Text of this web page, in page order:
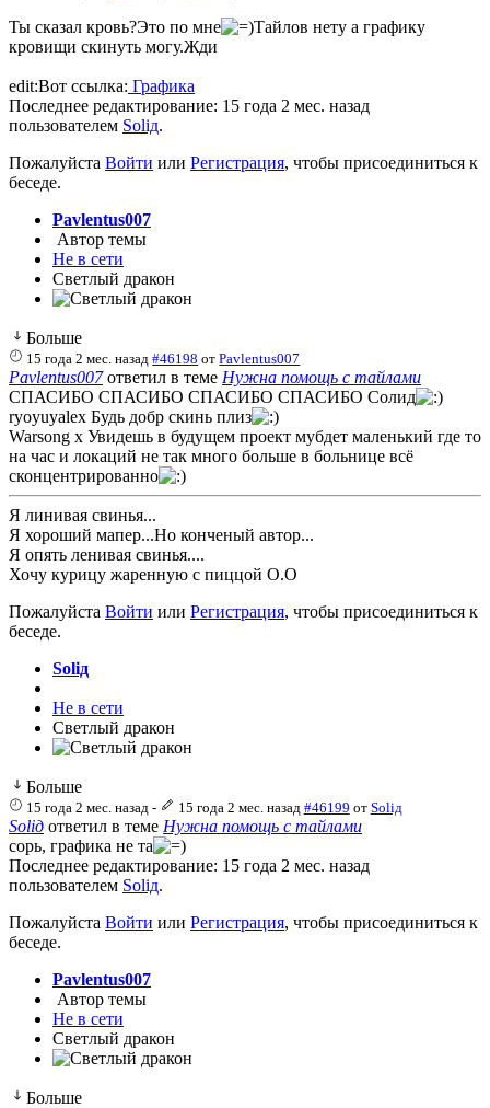
Ты сказал кровь?Это по мне
Тайлов нету а графику
кровищи скинуть могу.Жди
edit:Вот ссылка: Графика
Последнее редактирование: 15 года 2 мес. назад
пользователем Soliд.
Пожалуйста Войти или Регистрация, чтобы присоединиться к
беседе.
Pavlentus007
Автор темы
Не в сети
Светлый дракон
Больше
15 года 2 мес. назад #46198 отPavlentus007
Pavlentus007ответил в теме Нужна помощь с тайлами
СПАСИБО СПАСИБО СПАСИБО СПАСИБО Солид
ryoyuyalex Будь добр скинь плиз
Warsong x Увидешь в будущем проект мубдет маленький где то
на час и локаций не так много больше в больнице всё
сконцентрированно
Я линивая свинья...
Я хороший мапер...Но конченый автор...
Я опять ленивая свинья....
Хочу курицу жаренную с пиццой О.О
Пожалуйста Войти или Регистрация, чтобы присоединиться к
беседе.
Soliд
Не в сети
Светлый дракон
Больше
15 года 2 мес. назад - 15 года 2 мес. назад #46199 от Soliд
Soliд ответил в теме Нужна помощь с тайлами
сорь, графика не та
Последнее редактирование: 15 года 2 мес. назад
пользователем Soliд.
Пожалуйста Войти или Регистрация, чтобы присоединиться к
беседе.
Pavlentus007
Автор темы
Не в сети
Светлый дракон
Больше